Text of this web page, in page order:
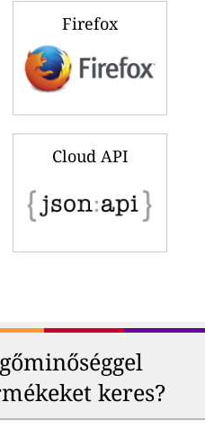
Firefox
Cloud API
keres?